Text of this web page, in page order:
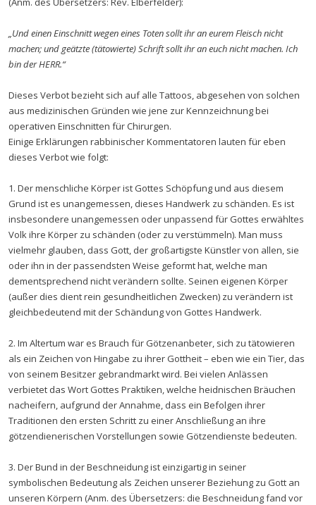
„Und einen Einschnitt wegen eines Toten sollt ihr an eurem Fleisch nicht
machen; und geätzte (tätowierte) Schrift sollt ihr an euch nicht machen. Ich
bin der HERR.“
Dieses Verbot bezieht sich auf alle Tattoos, abgesehen von solchen
aus medizinischen Gründen wie jene zur Kennzeichnung bei
operativen Einschnitten für Chirurgen.
Einige Erklärungen rabbinischer Kommentatoren lauten für eben
dieses Verbot wie folgt:
1. Der menschliche Körper ist Gottes Schöpfung und aus diesem
Grund ist es unangemessen, dieses Handwerk zu schänden. Es ist
insbesondere unangemessen oder unpassend für Gottes erwähltes
Volk ihre Körper zu schänden (oder zu verstümmeln). Man muss
vielmehr glauben, dass Gott, der großartigste Künstler von allen, sie
oder ihn in der passendsten Weise geformt hat, welche man
dementsprechend nicht verändern sollte. Seinen eigenen Körper
(außer dies dient rein gesundheitlichen Zwecken) zu verändern ist
gleichbedeutend mit der Schändung von Gottes Handwerk.
2. Im Altertum war es Brauch für Götzenanbeter, sich zu tätowieren
als ein Zeichen von Hingabe zu ihrer Gottheit – eben wie ein Tier, das
von seinem Besitzer gebrandmarkt wird. Bei vielen Anlässen
verbietet das Wort Gottes Praktiken, welche heidnischen Bräuchen
nacheifern, aufgrund der Annahme, dass ein Befolgen ihrer
Traditionen den ersten Schritt zu einer Anschließung an ihre
götzendienerischen Vorstellungen sowie Götzendienste bedeuten.
3. Der Bund in der Beschneidung ist einzigartig in seiner
symbolischen Bedeutung als Zeichen unserer Beziehung zu Gott an
unseren Körpern (Anm. des Übersetzers: die Beschneidung fand vor